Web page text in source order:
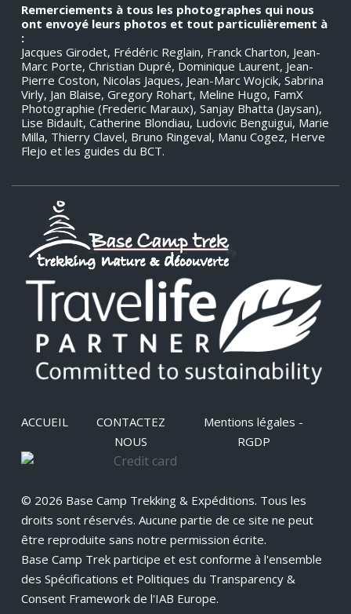
Remerciements à tous les photographes qui nous
ont envoyé leurs photos et tout particulièrement à
:
Jacques Girodet, Frédéric Reglain, Franck Charton, Jean-
Marc Porte, Christian Dupré, Dominique Laurent, Jean-
Pierre Coston, Nicolas Jaques, Jean-Marc Wojcik, Sabrina
Virly, Jan Blaise, Gregory Rohart, Meline Hugo, FamX
Photographie (Frederic Maraux), Sanjay Bhatta (Jaysan),
Lise Bidault, Catherine Blondiau, Ludovic Benguigui, Marie
Milla, Thierry Clavel, Bruno Ringeval, Manu Cogez, Herve
Flejo et les guides du BCT.
ACCUEIL
CONTACTEZ
NOUS
Mentions légales -
RGDP
© 2026 Base Camp Trekking & Expéditions. Tous les
droits sont réservés. Aucune partie de ce site ne peut
être reproduite sans notre permission écrite.
Base Camp Trek participe et est conforme à l'ensemble
des Spécifications et Politiques du Transparency &
Consent Framework de l'IAB Europe.